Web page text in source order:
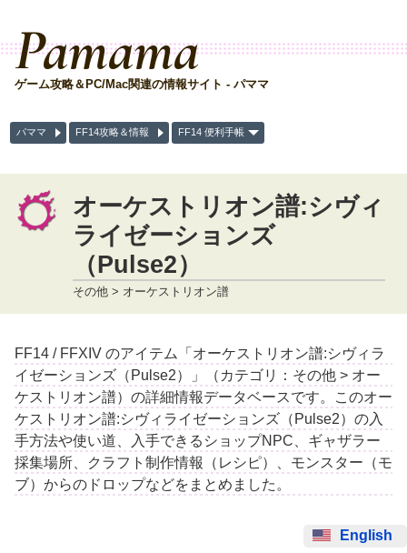
Pamama
ゲーム攻略＆PC/Mac関連の情報サイト - パママ
パママ FF14攻略＆情報 FF14 便利手帳
オーケストリオン譜:シヴィ
ライゼーションズ
（Pulse2）
その他 > オーケストリオン譜
FF14 / FFXIV のアイテム「オーケストリオン譜:シヴィラ
イゼーションズ（Pulse2）」（カテゴリ：その他 > オー
ケストリオン譜）の詳細情報データベースです。このオー
ケストリオン譜:シヴィライゼーションズ（Pulse2）の入
手方法や使い道、入手できるショップNPC、ギャザラー
採集場所、クラフト制作情報（レシピ）、モンスター（モ
ブ）からのドロップなどをまとめました。
English